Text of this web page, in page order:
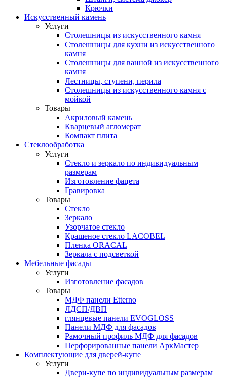
Крючки
Искусственный камень
Услуги
Столешницы из искусственного камня
Столешницы для кухни из искусственного
камня
Столешницы для ванной из искусственного
камня
Лестницы, ступени, перила
Столешницы из искусственного камня с
мойкой
Товары
Акриловый камень
Кварцевый агломерат
Компакт плита
Стеклообработка
Услуги
Стекло и зеркало по индивидуальным
размерам
Изготовление фацета
Гравировка
Товары
Стекло
Зеркало
Узорчатое стекло
Крашеное стекло LACOBEL
Пленка ORACAL
Зеркала с подсветкой
Мебельные фасады
Услуги
Изготовление фасадов
Товары
МДФ панели Etterno
ЛДСП/ДВП
глянцевые панели EVOGLOSS
Панели МДФ для фасадов
Рамочный профиль МДФ для фасадов
Перфорированные панели АркМастер
Комплектующие для дверей-купе
Услуги
Двери-купе по индивидуальным размерам